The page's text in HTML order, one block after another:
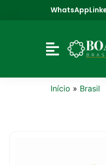
WhatsApp
Início » Brasil